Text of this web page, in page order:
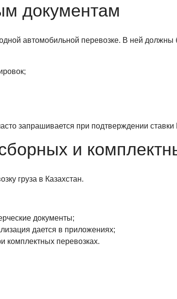
документам
автомобильной перевозке. В ней должны
запрашивается при подтверждении
и
груза в Казахстан.
документы;
дается в приложениях;
комплектных перевозках.